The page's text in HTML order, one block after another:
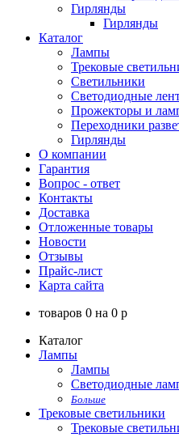
Гирлянды
Гирлянды
Каталог
Лампы
Трековые
Светильники
Светодиодные
Прожекторы и
Переходники
Гирлянды
О компании
Гарантия
Вопрос - ответ
Контакты
Доставка
Отложенные товары
Новости
Отзывы
Прайс-лист
Карта сайта
товаров 0 на 0 p
Каталог
Лампы
Лампы
Светодиодные
Больше
Трековые светильники
Трековые